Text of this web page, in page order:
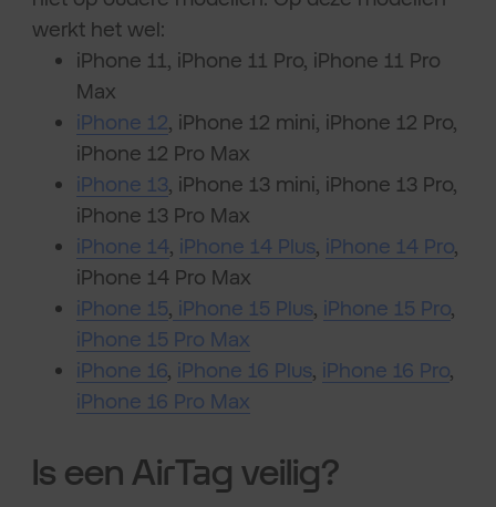
werkt het wel:
iPhone 11, iPhone 11 Pro, iPhone 11 Pro
Max
iPhone 12, iPhone 12 mini, iPhone 12 Pro,
iPhone 12 Pro Max
iPhone 13, iPhone 13 mini, iPhone 13 Pro,
iPhone 13 Pro Max
iPhone 14, iPhone 14 Plus, iPhone 14 Pro,
iPhone 14 Pro Max
iPhone 15, iPhone 15 Plus, iPhone 15 Pro,
iPhone 15 Pro Max
iPhone 16, iPhone 16 Plus, iPhone 16 Pro,
iPhone 16 Pro Max
Is een AirTag veilig?